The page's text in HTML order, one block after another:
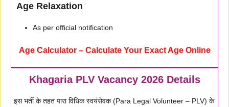
Age Relaxation
As per official notification
Age Calculator – Calculate Your Exact Age Online
Khagaria PLV Vacancy 2026 Details
इस भर्ती के तहत पारा विधिक स्वयंसेवक (Para Legal Volunteer – PLV) के